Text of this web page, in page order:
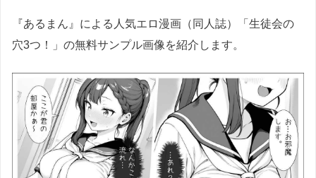
『あるまん』による人気エロ漫画（同人誌）「生徒会の
穴3つ！」の無料サンプル画像を紹介します。